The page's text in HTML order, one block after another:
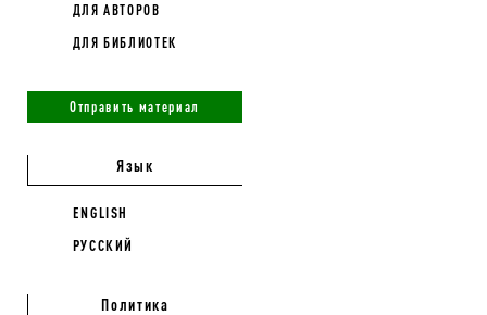
ДЛЯ АВТОРОВ
ДЛЯ БИБЛИОТЕК
Отправить материал
Язык
ENGLISH
РУССКИЙ
Политика